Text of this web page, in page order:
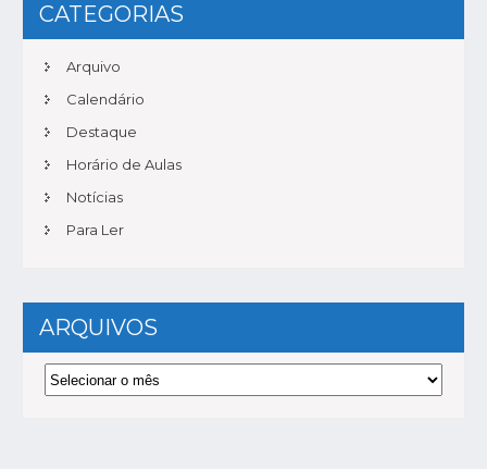
CATEGORIAS
Arquivo
Calendário
Destaque
Horário de Aulas
Notícias
Para Ler
ARQUIVOS
Arquivos